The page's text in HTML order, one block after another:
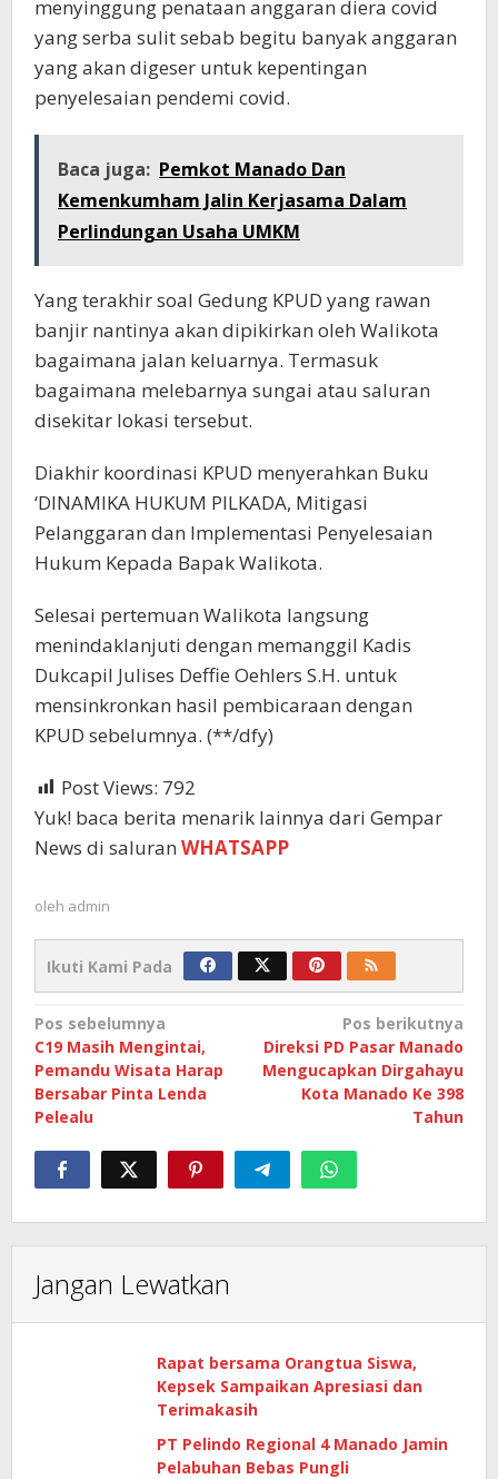
menyinggung penataan anggaran diera covid
yang serba sulit sebab begitu banyak anggaran
yang akan digeser untuk kepentingan
penyelesaian pendemi covid.
Baca juga: Pemkot Manado Dan
Kemenkumham Jalin Kerjasama Dalam
Perlindungan Usaha UMKM
Yang terakhir soal Gedung KPUD yang rawan
banjir nantinya akan dipikirkan oleh Walikota
bagaimana jalan keluarnya. Termasuk
bagaimana melebarnya sungai atau saluran
disekitar lokasi tersebut.
Diakhir koordinasi KPUD menyerahkan Buku
‘DINAMIKA HUKUM PILKADA, Mitigasi
Pelanggaran dan Implementasi Penyelesaian
Hukum Kepada Bapak Walikota.
Selesai pertemuan Walikota langsung
menindaklanjuti dengan memanggil Kadis
Dukcapil Julises Deffie Oehlers S.H. untuk
mensinkronkan hasil pembicaraan dengan
KPUD sebelumnya. (**/dfy)
Post Views: 792
Yuk! baca berita menarik lainnya dari Gempar
News di saluran WHATSAPP
oleh admin
Ikuti Kami Pada
Navigasi
pos
Pos sebelumnya
C19 Masih Mengintai,
Pemandu Wisata Harap
Bersabar Pinta Lenda
Pelealu
Pos berikutnya
Direksi PD Pasar Manado
Mengucapkan Dirgahayu
Kota Manado Ke 398
Tahun
Jangan Lewatkan
Rapat bersama Orangtua Siswa,
Kepsek Sampaikan Apresiasi dan
Terimakasih
PT Pelindo Regional 4 Manado Jamin
Pelabuhan Bebas Pungli